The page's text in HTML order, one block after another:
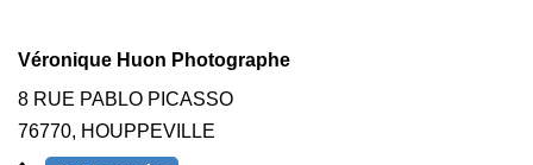
Véronique Huon Photographe
8 RUE PABLO PICASSO
76770, HOUPPEVILLE